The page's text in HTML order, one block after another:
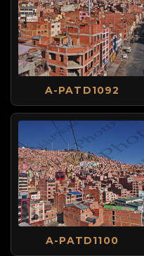
A-PATD1092
A-PATD1100